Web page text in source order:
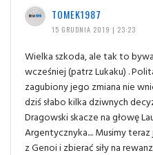
TOMEK1987
15 GRUDNIA 2019 | 23:23
Wielka szkoda, ale tak to
wcześniej (patrz Lukaku) .
zagubiony jego zmiana nie
dziś słabo kilka dziwnych
Dragowski skacze na głowę
Argentycznyka.... Musimy
z Genoi i zbierać siły na